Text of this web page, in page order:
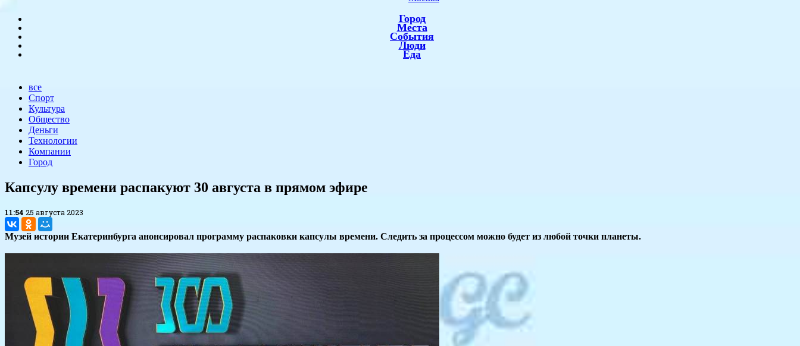
Город
Места
События
Люди
Еда
все
Спорт
Культура
Общество
Деньги
Технологии
Компании
Город
​Капсулу времени распакуют 30 августа в прямом эфире
11:54 25 августа 2023
Музей истории Екатеринбурга анонсировал программу распаковки капсулы времени. Следить за процессом можно будет из любой точки планеты.